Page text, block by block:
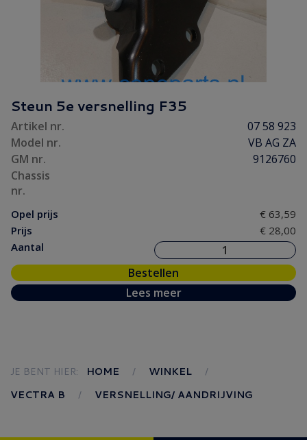
Steun 5e versnelling F35
Artikel nr.
07 58 923
Model nr.
VB AG ZA
GM nr.
9126760
Chassis
nr.
Opel prijs
€ 63,59
Prijs
€ 28,00
Aantal
Bestellen
Lees meer
JE BENT HIER: HOME
WINKEL
VECTRA B
VERSNELLING/ AANDRIJVING